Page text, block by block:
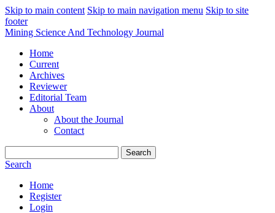
Skip to main content Skip to main navigation menu Skip to site
footer
Mining Science And Technology Journal
Home
Current
Archives
Reviewer
Editorial Team
About
About the Journal
Contact
Search
Search
Home
Register
Login